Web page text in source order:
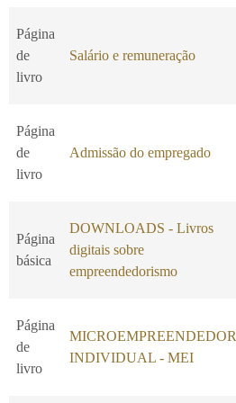
Página
de
livro
Salário e remuneração
Página
de
livro
Admissão do empregado
Página
básica
DOWNLOADS - Livros
digitais sobre
empreendedorismo
Página
de
livro
MICROEMPREENDEDOR
INDIVIDUAL - MEI